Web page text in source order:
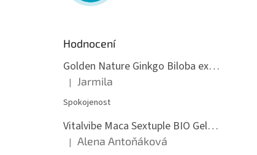
Hodnocení
Golden Nature Ginkgo Biloba extrakt 50:1 60mg, 100 kapslí
Hodnocení produktu je 5 z 5 hvězdiček.
| Jarmila
Spokojenost
Vitalvibe Maca Sextuple BIO Gelatinized 3-Complex, 60 kapslí
Hodnocení produktu je 5 z 5 hvězdiček.
| Alena Antoňáková